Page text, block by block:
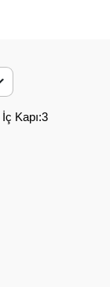
Kapı:3